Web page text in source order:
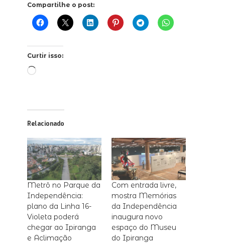
Compartilhe o post:
Curtir isso:
Carregando...
Relacionado
Metrô no Parque da
Independência:
plano da Linha 16-
Violeta poderá
chegar ao Ipiranga
e Aclimação
Com entrada livre,
mostra Memórias
da Independência
inaugura novo
espaço do Museu
do Ipiranga